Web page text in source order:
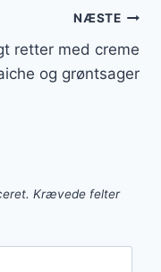
NÆSTE
retter med creme
og grøntsager
Krævede felter